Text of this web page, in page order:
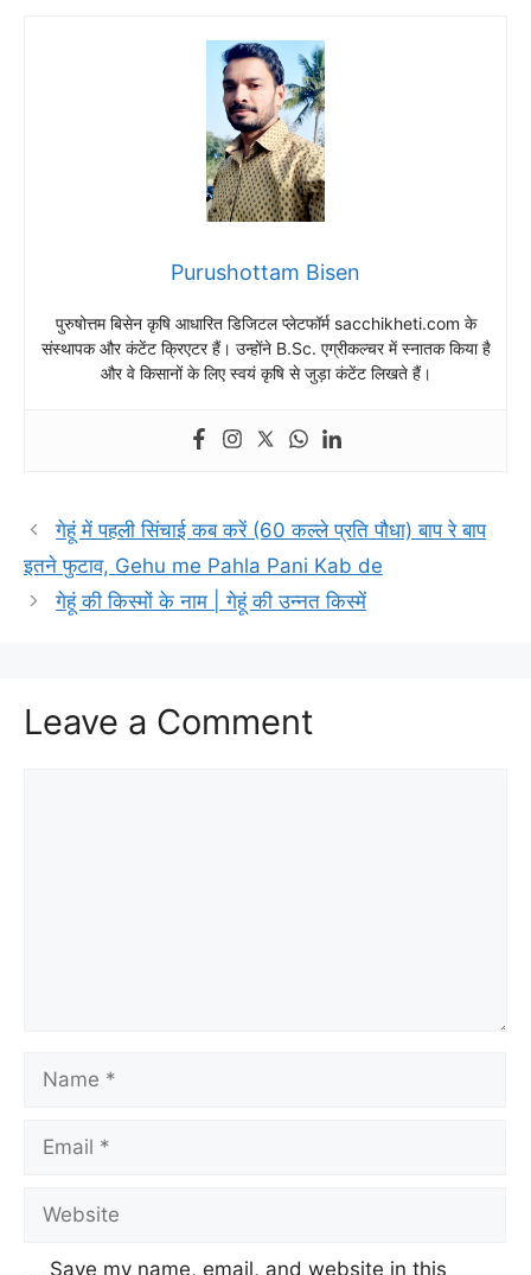
Purushottam Bisen
पुरुषोत्तम बिसेन कृषि आधारित डिजिटल प्लेटफॉर्म sacchikheti.com के
संस्थापक और कंटेंट क्रिएटर हैं। उन्होंने B.Sc. एग्रीकल्चर में स्नातक किया है
और वे किसानों के लिए स्वयं कृषि से जुड़ा कंटेंट लिखते हैं।
गेहूं में पहली सिंचाई कब करें (60 कल्ले प्रति पौधा) बाप रे बाप
इतने फुटाव, Gehu me Pahla Pani Kab de
गेहूं की किस्मों के नाम | गेहूं की उन्नत किस्में
Leave a Comment
Save my name, email, and website in this